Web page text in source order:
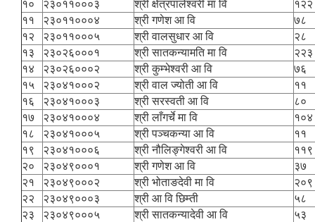
१०
२३०११०००३ श्री क्षेत्रपालेश्वरी मा वि
१२२
११
२३०११०००४ श्री गणेश आ वि
७८
१२
२३०११०००५ श्री वालसुधार आ वि
२८
१३
२३०२६०००१ श्री सातकन्यामति मा वि
२२३
१४
२३०२६०००२ श्री कुम्भेश्वरी आ वि
७६
१५
२३०४१०००२ श्री वाल ज्योती आ वि
११
१६
२३०४१०००३ श्री सरस्वती आ वि
८०
१७
२३०४१०००४ श्री लाँगर्चे मा वि
१०४
१८
२३०४१०००५ श्री पञ्चकन्या आ वि
११
१९
२३०४१०००६ श्री नौलिङ्गेश्वरी आ वि
११९
२०
२३०४९०००१ श्री गणेश आ वि
३७
२१
२३०४९०००२ श्री भोताङदेवी मा वि
२०९
२२
२३०४९०००३ श्री आ वि छिम्ती
५८
२३
२३०४९०००५ श्री सातकन्यादेवी आ वि
५३